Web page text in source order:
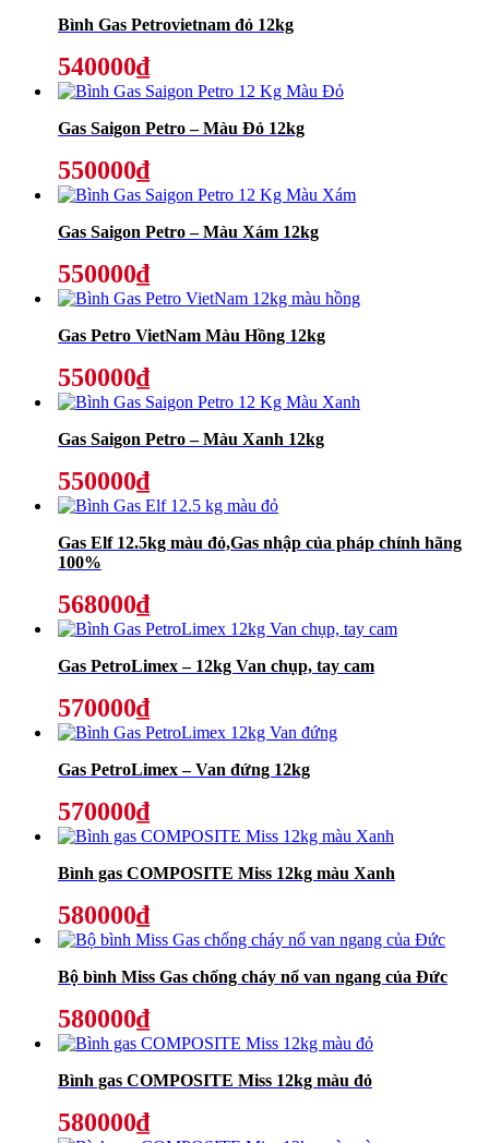
Bình Gas Petrovietnam đỏ 12kg
540000₫
Gas Saigon Petro – Màu Đỏ 12kg
550000₫
Gas Saigon Petro – Màu Xám 12kg
550000₫
Gas Petro VietNam Màu Hồng 12kg
550000₫
Gas Saigon Petro – Màu Xanh 12kg
550000₫
Gas Elf 12.5kg màu đỏ,Gas nhập của pháp chính hãng
100%
568000₫
Gas PetroLimex – 12kg Van chụp, tay cam
570000₫
Gas PetroLimex – Van đứng 12kg
570000₫
Bình gas COMPOSITE Miss 12kg màu Xanh
580000₫
Bộ bình Miss Gas chống cháy nổ van ngang của Đức
580000₫
Bình gas COMPOSITE Miss 12kg màu đỏ
580000₫